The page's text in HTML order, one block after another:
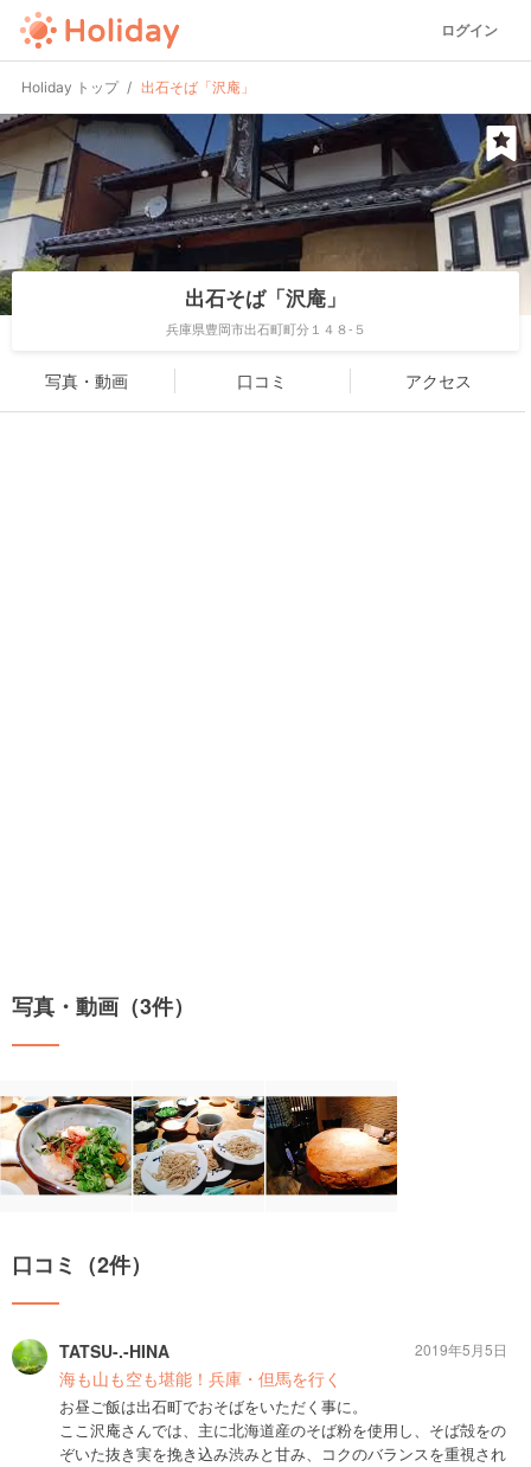
ログイン
Holiday トップ 出石そば「沢庵」
出石そば「沢庵」
兵庫県豊岡市出石町町分１４８-５
写真・動画 口コミ アクセス
写真・動画（3件）
口コミ（2件）
TATSU-.-HINA
海も山も空も堪能！兵庫・但馬を行く
お昼ご飯は出石町でおそばをいただく事に。
ここ沢庵さんでは、主に北海道産のそば粉を使用し、そば殻をの
ぞいた抜き実を挽き込み渋みと甘み、コクのバランスを重視され
2019年5月5日